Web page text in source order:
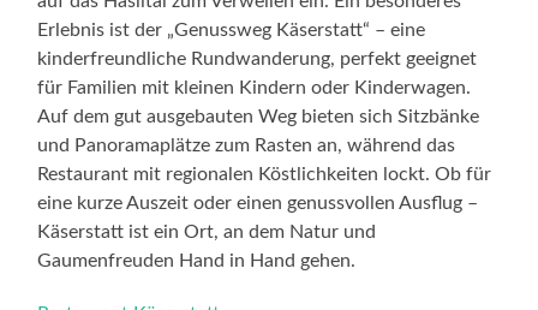
Erlebnis ist der „Genussweg Käserstatt“ – eine
kinderfreundliche Rundwanderung, perfekt geeignet
für Familien mit kleinen Kindern oder Kinderwagen.
Auf dem gut ausgebauten Weg bieten sich Sitzbänke
und Panoramaplätze zum Rasten an, während das
Restaurant mit regionalen Köstlichkeiten lockt. Ob für
eine kurze Auszeit oder einen genussvollen Ausflug –
Käserstatt ist ein Ort, an dem Natur und
Gaumenfreuden Hand in Hand gehen.